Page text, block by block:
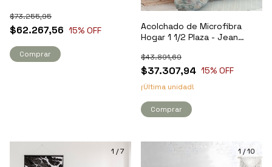
$62.267,56
$73.255,95
15% OFF
Comprar
Acolchado de Microfibra
Hogar 1 1/2 Plaza - Jean
$37.307,94
$43.891,69
15% OFF
¡Última unidad!
Comprar
1 /7 1 /10